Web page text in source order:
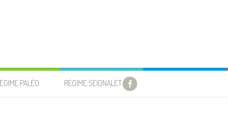
PALÉO RÉGIME SEIGNALET